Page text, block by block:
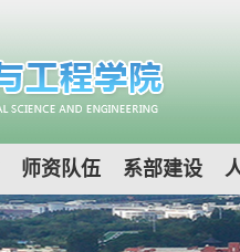
师资队伍 系部建设